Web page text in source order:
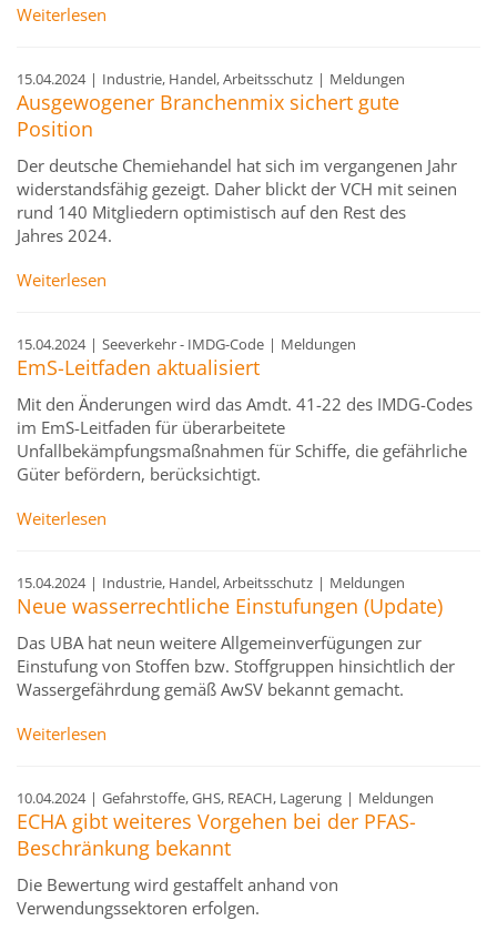
Weiterlesen
15.04.2024 | Industrie, Handel, Arbeitsschutz | Meldungen
Ausgewogener Branchenmix sichert gute
Position
Der deutsche Chemiehandel hat sich im vergangenen Jahr
widerstandsfähig gezeigt. Daher blickt der VCH mit seinen
rund 140 Mitgliedern optimistisch auf den Rest des
Jahres 2024.
Weiterlesen
15.04.2024 | Seeverkehr - IMDG-Code | Meldungen
EmS-Leitfaden aktualisiert
Mit den Änderungen wird das Amdt. 41-22 des IMDG-Codes
im EmS-Leitfaden für überarbeitete
Unfallbekämpfungsmaßnahmen für Schiffe, die gefährliche
Güter befördern, berücksichtigt.
Weiterlesen
15.04.2024 | Industrie, Handel, Arbeitsschutz | Meldungen
Neue wasserrechtliche Einstufungen (Update)
Das UBA hat neun weitere Allgemeinverfügungen zur
Einstufung von Stoffen bzw. Stoffgruppen hinsichtlich der
Wassergefährdung gemäß AwSV bekannt gemacht.
Weiterlesen
10.04.2024 | Gefahrstoffe, GHS, REACH, Lagerung | Meldungen
ECHA gibt weiteres Vorgehen bei der PFAS-
Beschränkung bekannt
Die Bewertung wird gestaffelt anhand von
Verwendungssektoren erfolgen.